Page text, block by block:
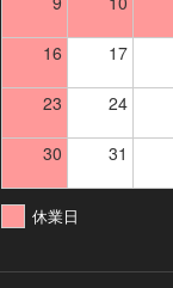
16 17
23 24
30 31
休業日